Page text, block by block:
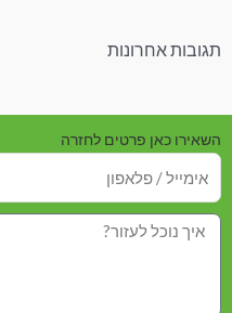
תגובות אחרונות
השאירו כאן פרטים לחזרה